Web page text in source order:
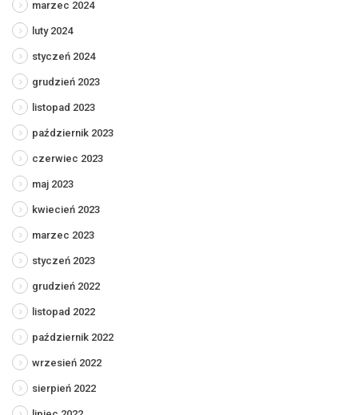
marzec 2024
luty 2024
styczeń 2024
grudzień 2023
listopad 2023
październik 2023
czerwiec 2023
maj 2023
kwiecień 2023
marzec 2023
styczeń 2023
grudzień 2022
listopad 2022
październik 2022
wrzesień 2022
sierpień 2022